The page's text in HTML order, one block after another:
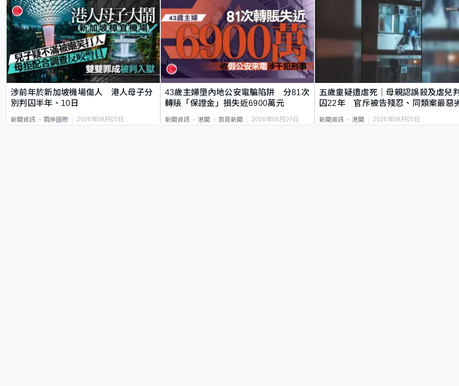
涉前年於新加坡機場傷人 港人母子分
別判囚半年、10日
新聞資訊 兩岸國際 2026年08月05日
43歲主婦墮內地公安電騙陷阱 分81次
轉賬「保證金」損失近6900萬元
新聞資訊 港聞 首頁新聞 2026年08月07日
五歲童疑遭虐死｜母親認誤殺及虐兒
囚22年 官斥被告殘忍、同類案最惡
新聞資訊 港聞 2026年08月05日